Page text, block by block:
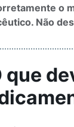
o
Não
que